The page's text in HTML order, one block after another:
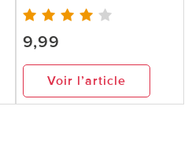
9,99
Voir l’article